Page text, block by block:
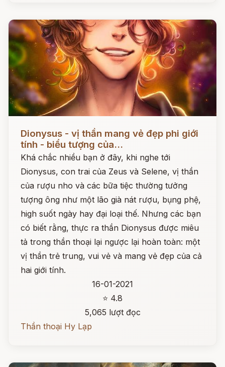
Dionysus - vị thần mang vẻ đẹp phi giới
tính - biểu tượng của...
Khá chắc nhiều bạn ở đây, khi nghe tới
Dionysus, con trai của Zeus và Selene, vị thần
của rượu nho và các bữa tiệc thường tưởng
tượng ông như một lão già nát rượu, bụng phệ,
high suốt ngày hay đại loại thế. Nhưng các bạn
có biết rằng, thực ra thần Dionysus được miêu
tả trong thần thoại lại ngược lại hoàn toàn: một
vị thần trẻ trung, vui vẻ và mang vẻ đẹp của cả
hai giới tính.
16-01-2021
⭐ 4.8
5,065 lượt đọc
Thần thoại Hy Lạp